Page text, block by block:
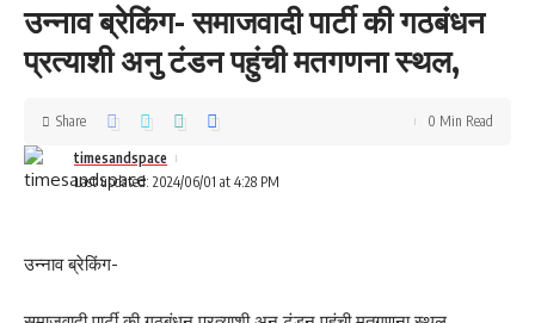
उन्नाव ब्रेकिंग- समाजवादी पार्टी की गठबंधन
प्रत्याशी अनु टंडन पहुंची मतगणना स्थल,
Last updated: 2024/06/01 at 4:28 PM
timesandspace
Share 0 Min Read
उन्नाव ब्रेकिंग-